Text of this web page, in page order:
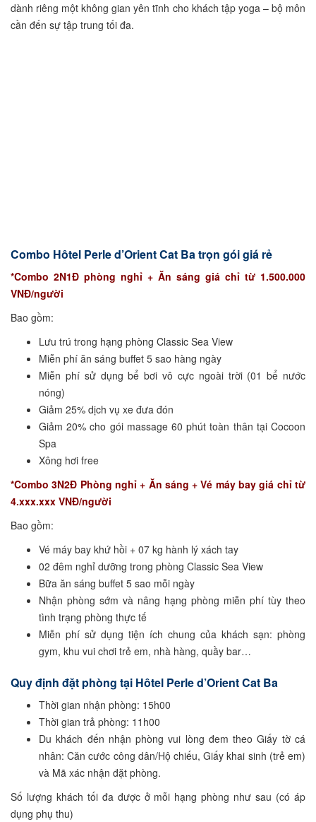
dành riêng một không gian yên tĩnh cho khách tập yoga – bộ môn
cần đến sự tập trung tối đa.
Combo Hôtel Perle d’Orient Cat Ba trọn gói giá rẻ
*Combo 2N1Đ phòng nghỉ + Ăn sáng giá chỉ từ 1.500.000
VNĐ/người
Bao gồm:
Lưu trú trong hạng phòng Classic Sea View
Miễn phí ăn sáng buffet 5 sao hàng ngày
Miễn phí sử dụng bể bơi vô cực ngoài trời (01 bể nước
nóng)
Giảm 25% dịch vụ xe đưa đón
Giảm 20% cho gói massage 60 phút toàn thân tại Cocoon
Spa
Xông hơi free
*Combo 3N2Đ Phòng nghỉ + Ăn sáng + Vé máy bay giá chỉ từ
4.xxx.xxx VNĐ/người
Bao gồm:
Vé máy bay khứ hồi + 07 kg hành lý xách tay
02 đêm nghỉ dưỡng trong phòng Classic Sea View
Bữa ăn sáng buffet 5 sao mỗi ngày
Nhận phòng sớm và nâng hạng phòng miễn phí tùy theo
tình trạng phòng thực tế
Miễn phí sử dụng tiện ích chung của khách sạn: phòng
gym, khu vui chơi trẻ em, nhà hàng, quầy bar…
Quy định đặt phòng tại Hôtel Perle d’Orient Cat Ba
Thời gian nhận phòng: 15h00
Thời gian trả phòng: 11h00
Du khách đến nhận phòng vui lòng đem theo Giấy tờ cá
nhân: Căn cước công dân/Hộ chiếu, Giấy khai sinh (trẻ em)
và Mã xác nhận đặt phòng.
Số lượng khách tối đa được ở mỗi hạng phòng như sau (có áp
dụng phụ thu)